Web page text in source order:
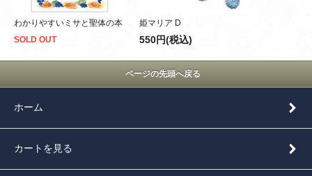
わかりやすいミサと聖体の本
SOLD OUT
姫マリア D
550円(税込)
ページの先頭へ戻る
ホーム
カートを見る